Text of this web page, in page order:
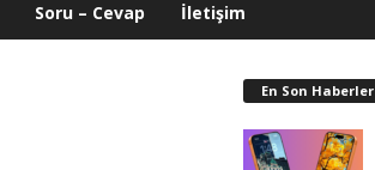
Soru – Cevap İletişim
En Son Haberler